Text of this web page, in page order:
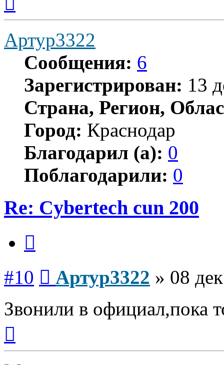
началу
Артур3322
Сообщения: 6
Зарегистрирован: 13
Страна, Регион,
Город: Краснодар
Благодарил (а): 0
Поблагодарили: 0
Re: Cybertech cun 200
#10 Артур3322 » 08
Звонили в официал,пока
началу